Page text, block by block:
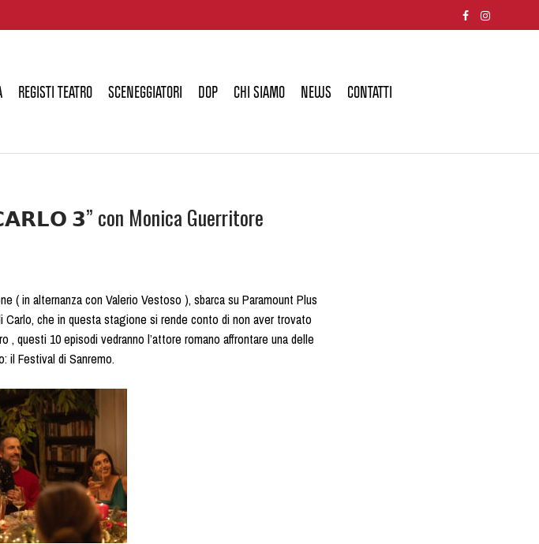
REGISTI TEATRO SCENEGGIATORI DOP CHI SIAMO NEWS CONTATTI
𝟯” con Monica Guerritore
alternanza con Valerio Vestoso ), sbarca su Paramount Plus
che in questa stagione si rende conto di non aver trovato
questi 10 episodi vedranno l’attore romano affrontare una delle
il Festival di Sanremo.